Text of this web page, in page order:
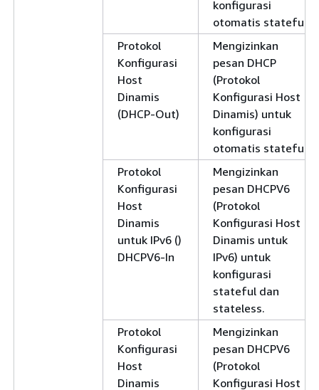
konfigurasi
otomatis stateful.
Protokol
Konfigurasi
Host
Dinamis
(DHCP-Out)
Mengizinkan
pesan DHCP
(Protokol
Konfigurasi Host
Dinamis) untuk
konfigurasi
otomatis stateful.
Protokol
Konfigurasi
Host
Dinamis
untuk IPv6 ()
DHCPV6-In
Mengizinkan
pesan DHCPV6
(Protokol
Konfigurasi Host
Dinamis untuk
IPv6) untuk
konfigurasi
stateful dan
stateless.
Protokol
Konfigurasi
Host
Dinamis
Mengizinkan
pesan DHCPV6
(Protokol
Konfigurasi Host